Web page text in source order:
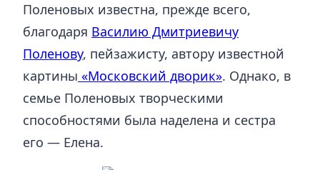
Поленовых известна, прежде всего,
благодаря Василию Дмитриевичу
Поленову, пейзажисту, автору известной
картины «Московский дворик». Однако, в
семье Поленовых творческими
способностями была наделена и сестра
его — Елена.